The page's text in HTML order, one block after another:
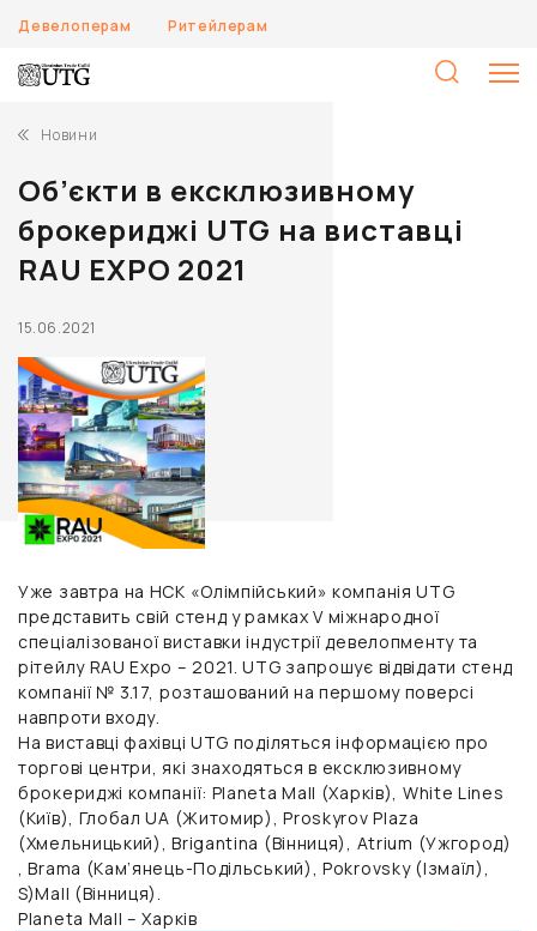
Девелоперам Ритейлерам
Новини
Об’єкти в ексклюзивному
брокериджі UTG на виставці
RAU EXPO 2021
15.06.2021
Уже завтра на НСК «Олімпійський» компанія UTG
представить свій стенд у рамках V міжнародної
спеціалізованої виставки індустрії девелопменту та
рітейлу RAU Expo – 2021. UTG запрошує відвідати стенд
компанії № 3.17, розташований на першому поверсі
навпроти входу.
На виставці фахівці UTG поділяться інформацією про
торгові центри, які знаходяться в ексклюзивному
брокериджі компанії: Planeta Mall (Харків), White Lines
(Київ), Глобал UA (Житомир), Proskyrov Plaza
(Хмельницький), Brigantina (Вінниця), Atrium (Ужгород)
, Brama (Кам’янець-Подільський), Pokrovsky (Ізмаїл),
S)Mall (Вінниця).
Planeta Mall – Харків